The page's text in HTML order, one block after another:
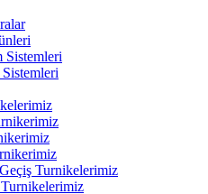
Sistemleri
Turnikelerimiz
Turnikelerimiz